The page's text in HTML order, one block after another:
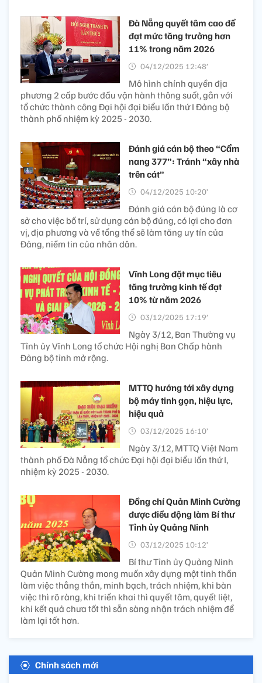
Đà Nẵng quyết tâm cao để
đạt mức tăng trưởng hơn
11% trong năm 2026
04/12/2025 12:48’
Mô hình chính quyền địa
phương 2 cấp bước đầu vận hành thông suốt, gắn với
tổ chức thành công Đại hội đại biểu lần thứ I Đảng bộ
thành phố nhiệm kỳ 2025 - 2030.
Đánh giá cán bộ theo “Cẩm
nang 377”: Tránh “xây nhà
trên cát”
04/12/2025 10:20’
Đánh giá cán bộ đúng là cơ
sở cho việc bố trí, sử dụng cán bộ đúng, có lợi cho đơn
vị, địa phương và về tổng thể sẽ làm tăng uy tín của
Đảng, niềm tin của nhân dân.
Vĩnh Long đặt mục tiêu
tăng trưởng kinh tế đạt
10% từ năm 2026
03/12/2025 17:19’
Ngày 3/12, Ban Thường vụ
Tỉnh ủy Vĩnh Long tổ chức Hội nghị Ban Chấp hành
Đảng bộ tỉnh mở rộng.
MTTQ hướng tới xây dựng
bộ máy tinh gọn, hiệu lực,
hiệu quả
03/12/2025 16:10’
Ngày 3/12, MTTQ Việt Nam
thành phố Đà Nẵng tổ chức Đại hội đại biểu lần thứ I,
nhiệm kỳ 2025 - 2030.
Đồng chí Quản Minh Cường
được điều động làm Bí thư
Tỉnh ủy Quảng Ninh
03/12/2025 10:12’
Bí thư Tỉnh ủy Quảng Ninh
Quản Minh Cường mong muốn xây dựng một tinh thần
làm việc thẳng thắn, minh bạch, trách nhiệm, khi bàn
việc thì rõ ràng, khi triển khai thì quyết tâm, quyết liệt,
khi kết quả chưa tốt thì sẵn sàng nhận trách nhiệm để
làm lại tốt hơn.
Chính sách mới